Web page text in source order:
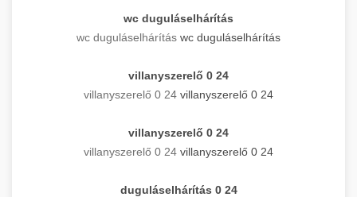
wc duguláselhárítás
wc duguláselhárítás wc duguláselhárítás
villanyszerelő 0 24
villanyszerelő 0 24 villanyszerelő 0 24
villanyszerelő 0 24
villanyszerelő 0 24 villanyszerelő 0 24
duguláselhárítás 0 24